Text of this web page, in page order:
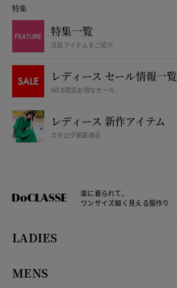
特集
特集一覧
注目アイテムをご紹介
レディース セール情報一覧
WEB限定お得なセール
レディース 新作アイテム
カタログ掲載商品
楽に着られて、
ワンサイズ細く見える服作り
LADIES
MENS